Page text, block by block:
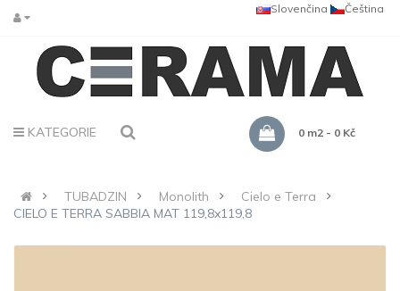
Čeština
Slovenčina
KATEGORIE 0 m2 - 0 Kč
TUBADZIN Monolith
Cielo e Terra
CIELO E TERRA SABBIA MAT 119,8x119,8